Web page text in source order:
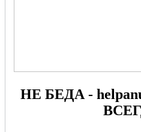
НЕ БЕДА -